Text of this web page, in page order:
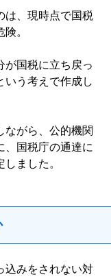
は、現時点で国税
。
が国税に立ち戻っ
いう考えで作成し
ながら、公的機関
、国税庁の通達に
ました。
込みをされない対